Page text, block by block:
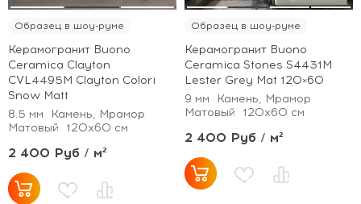
Образец в шоу-руме
Керамогранит Buono
Ceramica Clayton
CVL4495M Clayton Colori
Snow Matt
8.5 мм
Камень, Мрамор
Матовый
120x60 см
2 400 Руб / м²
Образец в шоу-руме
Керамогранит Buono
Ceramica Stones S4431M
Lester Grey Mat 120×60
9 мм
Камень, Мрамор
Матовый
120x60 см
2 400 Руб / м²